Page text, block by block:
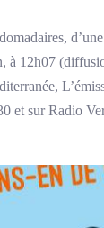
à 12h07
et sur Radio